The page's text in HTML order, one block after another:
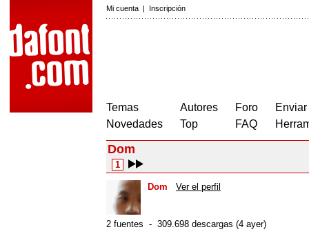
Mi cuenta | Inscripción
Temas
Novedades
Autores
Top
Foro
FAQ
Dom
1
Dom Ver el perfil
2 fuentes - 309.698 descargas (4 ayer)